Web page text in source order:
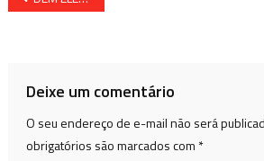
Deixe um comentário
O seu endereço de e-mail não será
obrigatórios são marcados com *